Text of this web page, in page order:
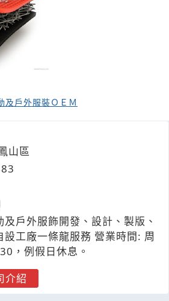
及戶外服裝ＯＥＭ
山區
戶外服飾開發、設計、製版、
工廠一條龍服務 營業時間: 周
，例假日休息。
介紹